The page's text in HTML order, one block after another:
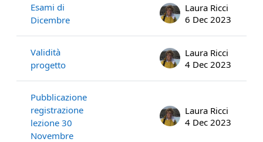
Esami di
Dicembre
Laura Ricci
6 Dec 2023
Validità
progetto
Laura Ricci
4 Dec 2023
Pubblicazione
registrazione
lezione 30
Novembre
Laura Ricci
4 Dec 2023